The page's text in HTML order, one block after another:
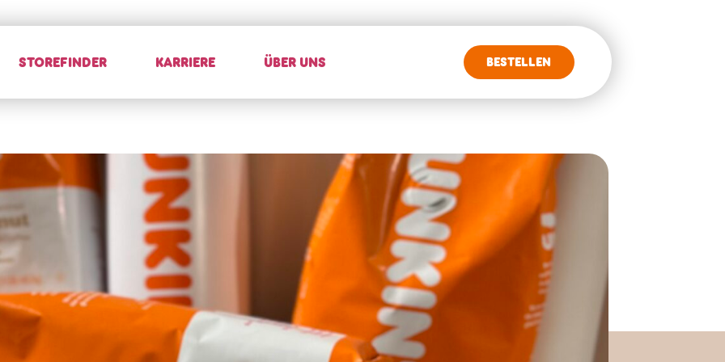
STOREFINDER KARRIERE ÜBER UNS BESTELLEN